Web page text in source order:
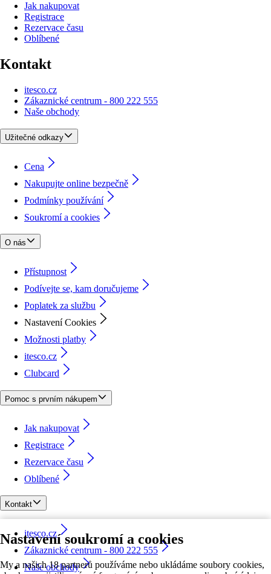
Nastavení soukromí a cookies
My a našich 18 partnerů používáme nebo ukládáme soubory cookies,
Jak nakupovat
Registrace
Rezervace času
Oblíbené
Kontakt
itesco.cz
Zákaznické centrum - 800 222 555
Naše obchody
Užitečné odkazy
Cena
Nakupujte online bezpečně
Podmínky používání
Soukromí a cookies
O nás
Přístupnost
Podívejte se, kam doručujeme
Poplatek za službu
Nastavení Cookies
Možnosti platby
itesco.cz
Clubcard
Pomoc s prvním nákupem
Jak nakupovat
Registrace
Rezervace času
Oblíbené
Kontakt
itesco.cz
Zákaznické centrum - 800 222 555
Naše obchody